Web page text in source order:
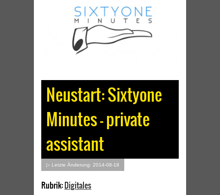
Neustart: Sixtyone
Minutes – private
assistant
▷ Letzte Änderung: 2014-08-18
Rubrik:Digitales